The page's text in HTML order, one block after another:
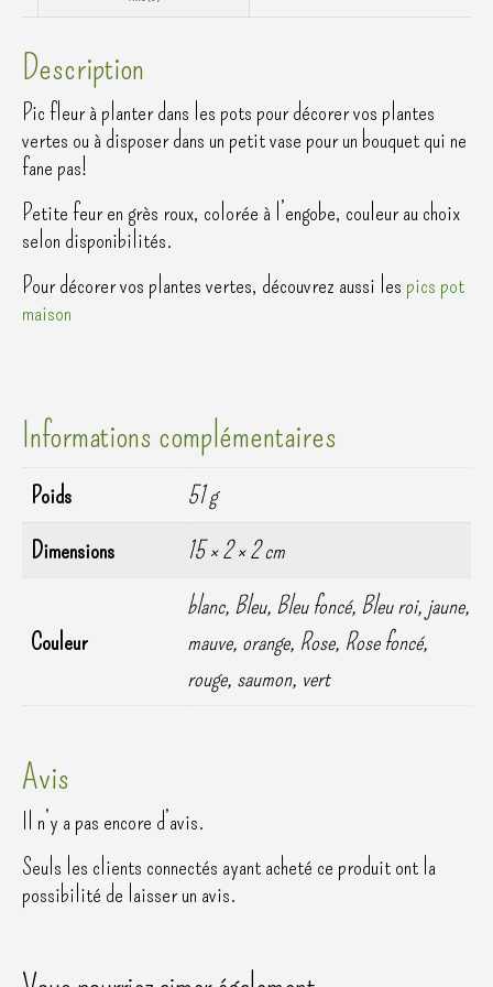
Description
Pic fleur à planter dans les pots pour décorer vos plantes
vertes ou à disposer dans un petit vase pour un bouquet qui ne
fane pas!
Petite feur en grès roux, colorée à l’engobe, couleur au choix
selon disponibilités.
Pour décorer vos plantes vertes, découvrez aussi les pics pot
maison
Informations complémentaires
Poids
51 g
Dimensions
15 × 2 × 2 cm
Couleur
blanc, Bleu, Bleu foncé, Bleu roi, jaune,
mauve, orange, Rose, Rose foncé,
rouge, saumon, vert
Avis
Il n’y a pas encore d’avis.
Seuls les clients connectés ayant acheté ce produit ont la
possibilité de laisser un avis.